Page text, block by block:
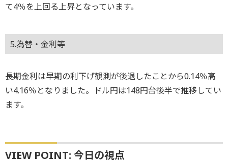
て4％を上回る上昇となっています。
5.為替・金利等
長期金利は早期の利下げ観測が後退したことから0.14％高
い4.16％となりました。ドル円は148円台後半で推移してい
ます。
VIEW POINT: 今日の視点